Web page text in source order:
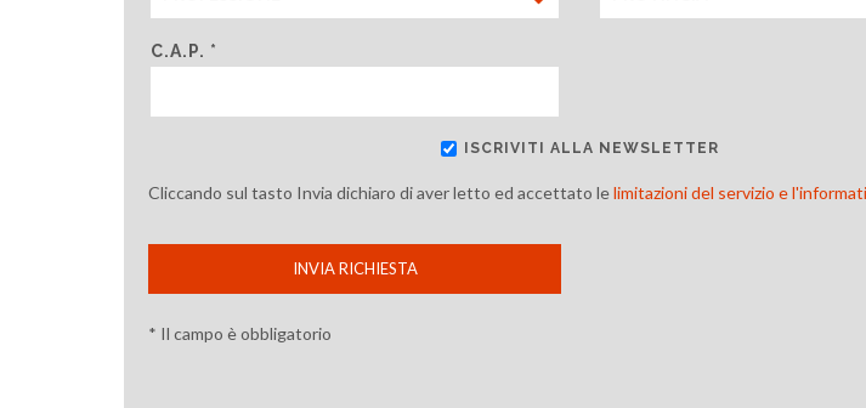
C.A.P. *
ISCRIVITI ALLA NEWSLETTER
Cliccando sul tasto Invia dichiaro di aver letto ed accettato lelimitazioni del servizio e
INVIA RICHIESTA
* Il campo è obbligatorio